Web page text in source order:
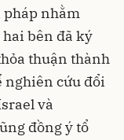
pháp nhằm
hai bên đã ký
thuận thành
nghiên cứu đổi
và
đồng ý tổ